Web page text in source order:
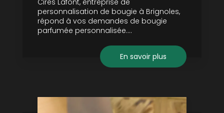
Cires Lafont, entreprise de
personnalisation de bougie à Brignoles,
répond à vos demandes de bougie
parfumée personnalisée....
En savoir plus